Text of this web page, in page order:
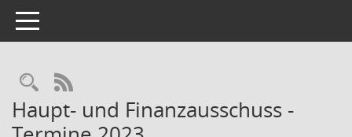
Toggle navigation
Rechercheauswahl
RSS-Feed
Haupt- und Finanzausschuss -